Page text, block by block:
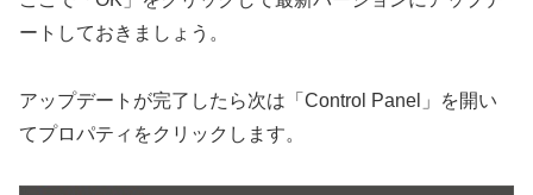
ートしておきましょう。
アップデートが完了したら次は「Control Panel」を開い
てプロパティをクリックします。